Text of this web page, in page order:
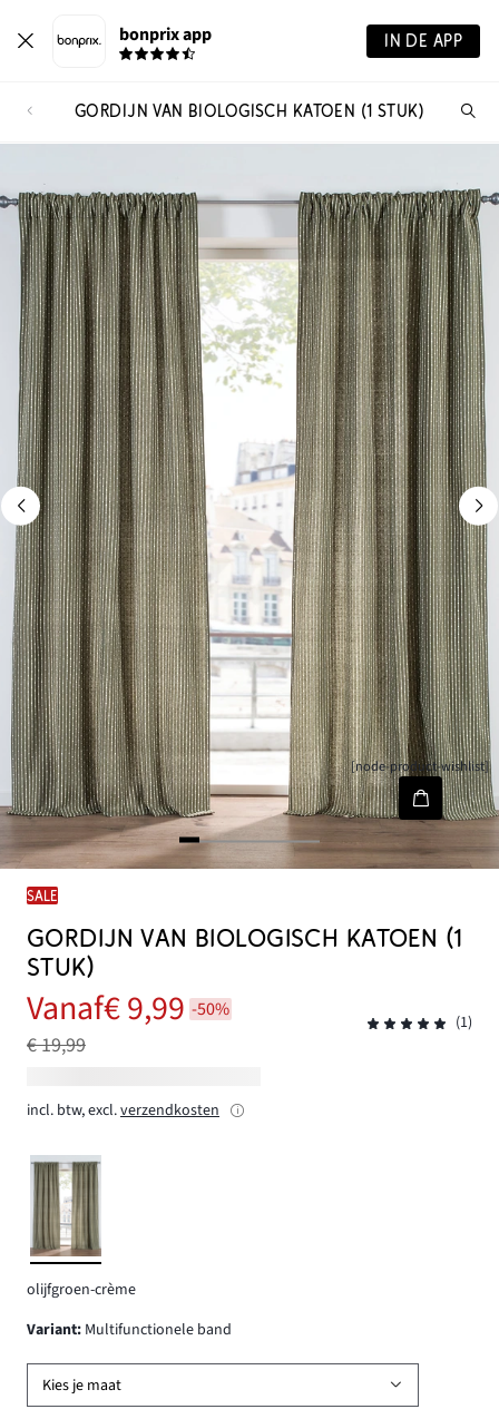
bonprix app IN DE APP
GORDIJN VAN BIOLOGISCH KATOEN (1 STUK)
[node-product-wishlist]
SALE
GORDIJN VAN BIOLOGISCH KATOEN (1
STUK)
Vanaf€ 9,99 -50%
€ 19,99
(1)
incl. btw, excl.verzendkosten
olijfgroen-crème
Variant: Multifunctionele band
Kies je maat